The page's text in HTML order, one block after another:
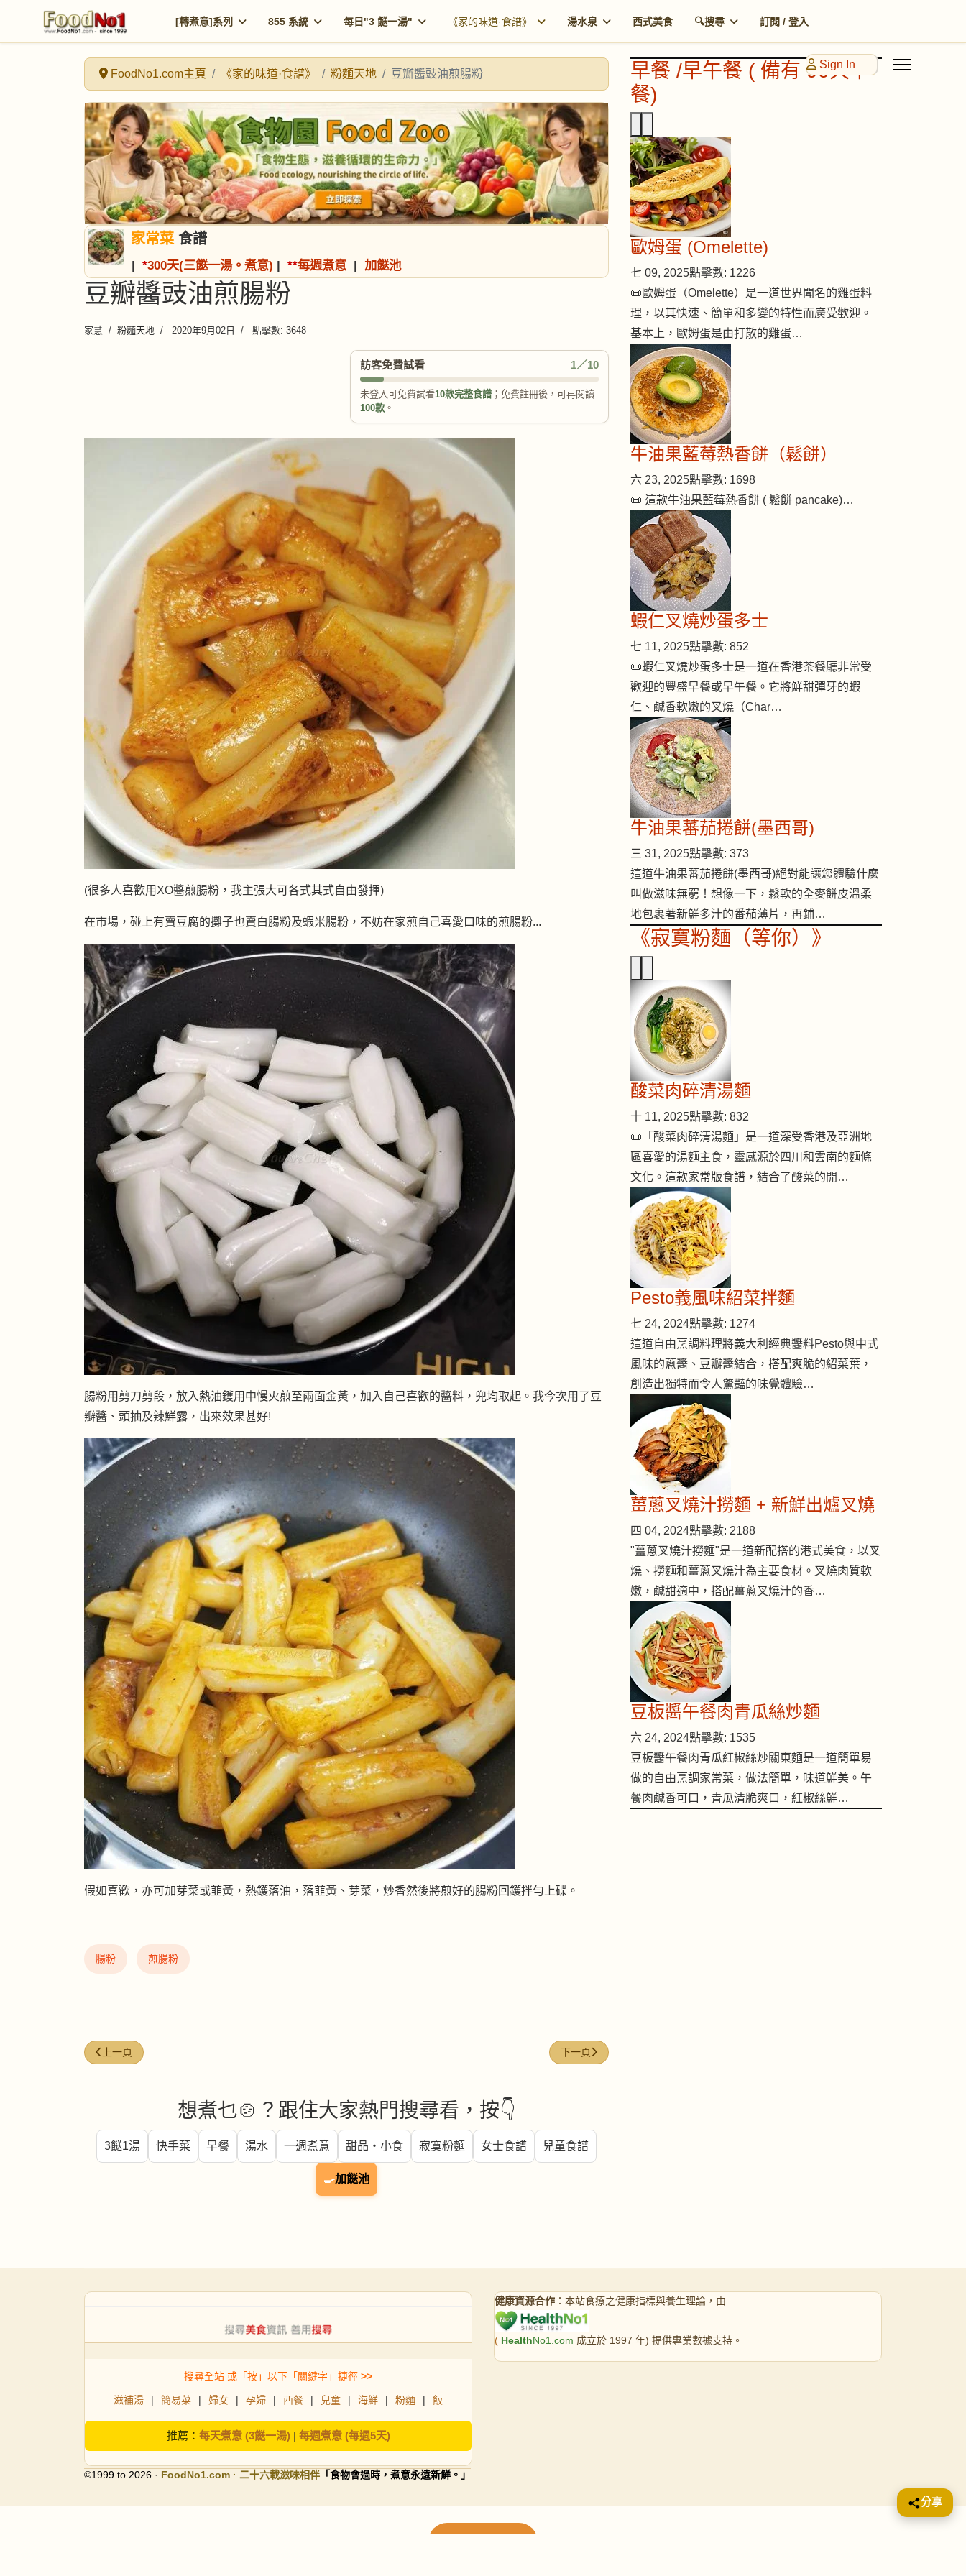
[轉煮意]系列 855 系統 每日"3 餸一湯" 《家的味道·食譜》 湯水泉 西式美食 🔍搜尋 訂閱 / 登入
Sign In
FoodNo1.com主頁 《家的味道·食譜》 粉麵天地 豆瓣醬豉油煎腸粉
家常菜 食譜
| *300天(三餸一湯。煮意) | **每週煮意 | 加餸池
豆瓣醬豉油煎腸粉
家慧 粉麵天地 2020年9月02日 點擊數: 3648
訪客免費試看 1／10
未登入可免費試看10款完整食譜 ；免費註冊後，可再閱讀
100款 。
(很多人喜歡用XO醬煎腸粉，我主張大可各式其式自由發揮)
在市場，碰上有賣豆腐的攤子也賣白腸粉及蝦米腸粉，不妨在家煎自己喜愛口味的煎腸粉...
腸粉用剪刀剪段，放入熱油鑊用中慢火煎至兩面金黃，加入自己喜歡的醬料，兜均取起。我今次用了豆
瓣醬、頭抽及辣鮮露，出來效果甚好!
假如喜歡，亦可加芽菜或韮黃，熱鑊落油，落韮黃、芽菜，炒香然後將煎好的腸粉回鑊拌勻上碟。
腸粉 煎腸粉
上一篇文章: 蝦醬冬菇肉絲"雲吞皮"
上一頁 下一篇文章: 鮮蝦濃湯麵
下一頁
想煮乜🍲？跟住大家熱門搜尋看，按👇
3餸1湯 快手菜 早餐 湯水 一週煮意 甜品・小食 寂寞粉麵 女士食譜 兒童食譜
🍳加餸池
早餐 /早午餐 ( 備有 90天早
餐)
歐姆蛋 (Omelette)
七 09, 2025點擊數: 1226
📜歐姆蛋（Omelette）是一道世界聞名的雞蛋料
理，以其快速、簡單和多變的特性而廣受歡迎。
基本上，歐姆蛋是由打散的雞蛋…
牛油果藍莓熱香餅（鬆餅）
六 23, 2025點擊數: 1698
📜 這款牛油果藍莓熱香餅 ( 鬆餅 pancake)…
蝦仁叉燒炒蛋多士
七 11, 2025點擊數: 852
📜蝦仁叉燒炒蛋多士是一道在香港茶餐廳非常受
歡迎的豐盛早餐或早午餐。它將鮮甜彈牙的蝦
仁、鹹香軟嫩的叉燒（Char…
牛油果蕃茄捲餅(墨西哥)
三 31, 2025點擊數: 373
這道牛油果蕃茄捲餅(墨西哥)絕對能讓您體驗什麼
叫做滋味無窮！想像一下，鬆軟的全麥餅皮溫柔
地包裹著新鮮多汁的番茄薄片，再鋪…
《寂寞粉麵（等你）》
酸菜肉碎清湯麵
十 11, 2025點擊數: 832
📜「酸菜肉碎清湯麵」是一道深受香港及亞洲地
區喜愛的湯麵主食，靈感源於四川和雲南的麵條
文化。這款家常版食譜，結合了酸菜的開…
Pesto義風味紹菜拌麵
七 24, 2024點擊數: 1274
這道自由烹調料理將義大利經典醬料Pesto與中式
風味的蔥醬、豆瓣醬結合，搭配爽脆的紹菜葉，
創造出獨特而令人驚豔的味覺體驗…
薑蔥叉燒汁撈麵 + 新鮮出爐叉燒
四 04, 2024點擊數: 2188
"薑蔥叉燒汁撈麵"是一道新配搭的港式美食，以叉
燒、撈麵和薑蔥叉燒汁為主要食材。叉燒肉質軟
嫩，鹹甜適中，搭配薑蔥叉燒汁的香…
豆板醬午餐肉青瓜絲炒麵
六 24, 2024點擊數: 1535
豆板醬午餐肉青瓜紅椒絲炒關東麵是一道簡單易
做的自由烹調家常菜，做法簡單，味道鮮美。午
餐肉鹹香可口，青瓜清脆爽口，紅椒絲鮮…
搜尋全站 或「按」以下「關鍵字」捷徑 >>
滋補湯 | 簡易菜 | 婦女 | 孕婦 | 西餐 | 兒童 | 海鮮 | 粉麵 | 飯
推薦： 每天煮意 (3餸一湯)| 每週煮意 (每週5天)
©1999 to 2026 · FoodNo1.com · 二十六載滋味相伴 「食物會過時，煮意永遠新鮮。」
健康資源合作 ：本站食療之健康指標與養生理論，由
( HealthNo1.com 成立於 1997 年) 提供專業數據支持。
分享